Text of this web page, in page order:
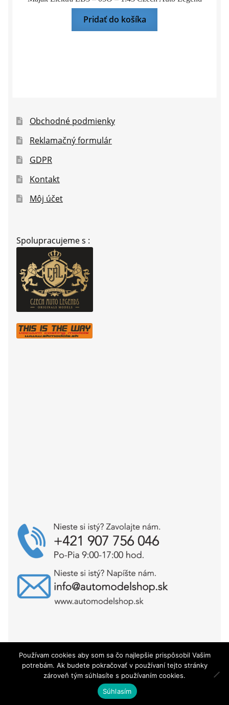
Pridať do košíka
Obchodné podmienky
Reklamačný formulár
GDPR
Kontakt
Môj účet
Spolupracujeme s :
Copyright © AutoModelShop.sk 2025
Používam cookies aby som sa čo najlepšie prispôsobil Vašim
potrebám. Ak budete pokračovať v používaní tejto stránky
zároveň tým súhlasíte s používaním cookies.
Súhlasím